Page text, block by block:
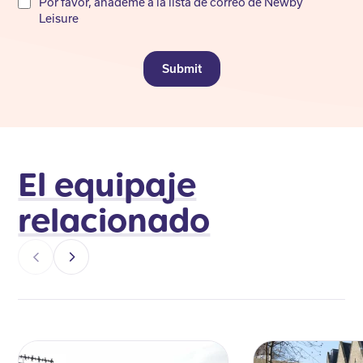
not
Leisure
Submit
El equipaje
relacionado